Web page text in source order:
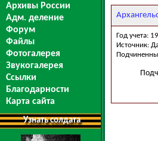
Архивы России
Адм. деление
Форум
Файлы
Фотогалерея
Звукогалерея
Ссылки
Благодарности
Карта сайта
Узнать солдата
Год учета:
Источник: